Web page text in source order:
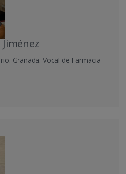
Granada. Vocal de Farmacia